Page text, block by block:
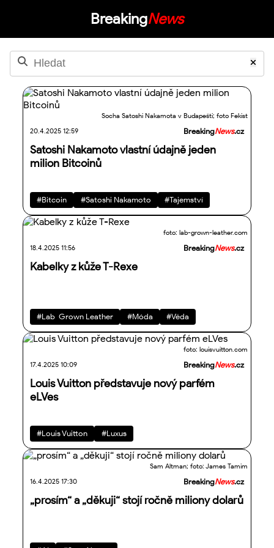
BreakingNews
Socha Satoshi Nakamota v Budapešti; foto Fekist
20.4.2025 12:59
BreakingNews.cz
Satoshi Nakamoto vlastní údajně jeden
milion Bitcoinů
#Bitcoin #Satoshi Nakamoto #Tajemství
foto: lab-grown-leather.com
18.4.2025 11:56
BreakingNews.cz
Kabelky z kůže T-Rexe
#Lab-Grown Leather #Móda #Věda
foto: louisvuitton.com
17.4.2025 10:09
BreakingNews.cz
Louis Vuitton představuje nový parfém
eLVes
#Louis Vuitton #Luxus
Sam Altman; foto: James Tamim
16.4.2025 17:30
BreakingNews.cz
„prosím“ a „děkuji“ stojí ročně miliony dolarů